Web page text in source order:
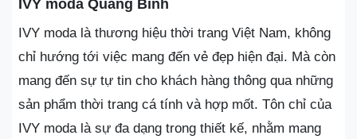
IVY moda Quảng Bình
IVY moda là thương hiệu thời trang Việt Nam, không
chỉ hướng tới việc mang đến vẻ đẹp hiện đại. Mà còn
mang đến sự tự tin cho khách hàng thông qua những
sản phẩm thời trang cá tính và hợp mốt. Tôn chỉ của
IVY moda là sự đa dạng trong thiết kế, nhằm mang